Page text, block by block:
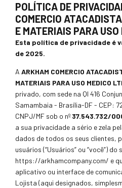
POLÍTICA DE
COMERCIO
E MATERIAIS PARA USO
Esta política de privacidade é
de 2025.
A ARKHAM COMERCIO
MATERIAIS PARA USO MEDICO
privado, com sede na QI 416
Samambaia - Brasília-DF - CEP:
CNPJ/MF sob o nº37.543.732/
a sua privacidade a sério e zela
dados de todos os seus clientes,
usuários (“Usuários” ou “você”) do
https://arkhamcompany.com/ e
aplicativo ou interface de
Lojista (aqui designados,